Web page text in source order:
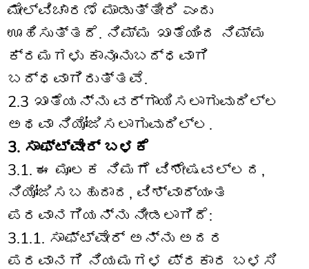
ಮೇಲ್ವಿಚಾರಣೆ ಮಾಡುತ್ತೀರಿ ಎಂದು
ಊಹಿಸುತ್ತದೆ. ನಿಮ್ಮ ಖಾತೆಯಿಂದ ನಿಮ್ಮ
ಕ್ರಮಗಳು ಕಾನೂನುಬದ್ಧವಾಗಿ
ಬದ್ಧವಾಗಿರುತ್ತವೆ.
2.3 ಖಾತೆಯನ್ನು ವರ್ಗಾಯಿಸಲಾಗುವುದಿಲ್ಲ
ಅಥವಾ ನಿಯೋಜಿಸಲಾಗುವುದಿಲ್ಲ.
3. ಸಾಫ್ಟ್‌ವೇರ್ ಬಳಕೆ
3.1. ಈ ಮೂಲಕ ನಿಮಗೆ ವಿಶೇಷವಲ್ಲದ,
ನಿಯೋಜಿಸಬಹುದಾದ, ವಿಶ್ವಾದ್ಯಂತ
ಪರವಾನಗಿಯನ್ನು ನೀಡಲಾಗಿದೆ:
3.1.1. ಸಾಫ್ಟ್‌ವೇರ್ ಅನ್ನು ಅದರ
ಪರವಾನಗಿ ನಿಯಮಗಳ ಪ್ರಕಾರ ಬಳಸಿ